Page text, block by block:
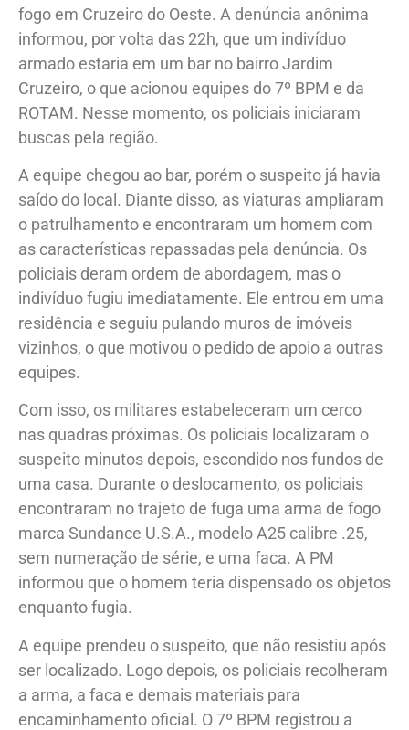
fogo em Cruzeiro do Oeste. A denúncia anônima
informou, por volta das 22h, que um indivíduo
armado estaria em um bar no bairro Jardim
Cruzeiro, o que acionou equipes do 7º BPM e da
ROTAM. Nesse momento, os policiais iniciaram
buscas pela região.
A equipe chegou ao bar, porém o suspeito já havia
saído do local. Diante disso, as viaturas ampliaram
o patrulhamento e encontraram um homem com
as características repassadas pela denúncia. Os
policiais deram ordem de abordagem, mas o
indivíduo fugiu imediatamente. Ele entrou em uma
residência e seguiu pulando muros de imóveis
vizinhos, o que motivou o pedido de apoio a outras
equipes.
Com isso, os militares estabeleceram um cerco
nas quadras próximas. Os policiais localizaram o
suspeito minutos depois, escondido nos fundos de
uma casa. Durante o deslocamento, os policiais
encontraram no trajeto de fuga uma arma de fogo
marca Sundance U.S.A., modelo A25 calibre .25,
sem numeração de série, e uma faca. A PM
informou que o homem teria dispensado os objetos
enquanto fugia.
A equipe prendeu o suspeito, que não resistiu após
ser localizado. Logo depois, os policiais recolheram
a arma, a faca e demais materiais para
encaminhamento oficial. O 7º BPM registrou a